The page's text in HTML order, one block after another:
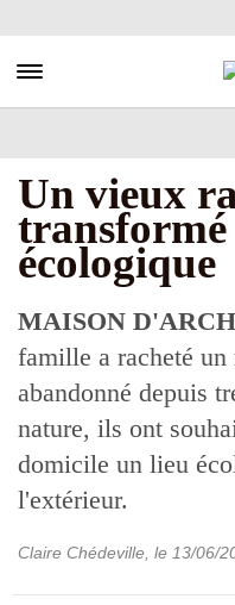
au
principal
Toggle navigation
Un vieux
transformé
écologique
MAISON
famille a racheté
abandonné depuis
nature, ils ont
domicile un lieu
l'extérieur.
Claire Chédeville , le 13/06/